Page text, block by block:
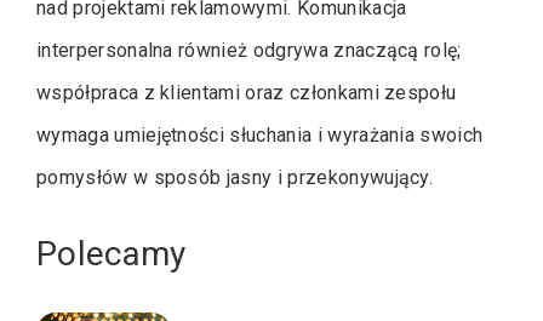
nad projektami reklamowymi. Komunikacja
interpersonalna również odgrywa znaczącą rolę;
współpraca z klientami oraz członkami zespołu
wymaga umiejętności słuchania i wyrażania swoich
pomysłów w sposób jasny i przekonywujący.
Polecamy